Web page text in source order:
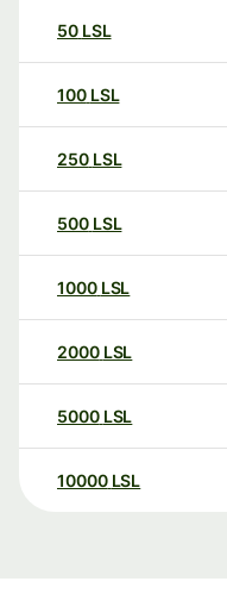
50 LSL
100 LSL
250 LSL
500 LSL
1000 LSL
2000 LSL
5000 LSL
10000 LSL